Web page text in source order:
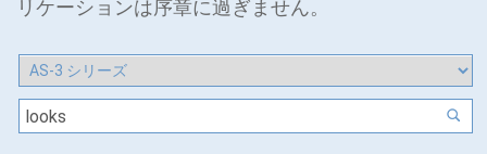
リケーションは序章に過ぎません。